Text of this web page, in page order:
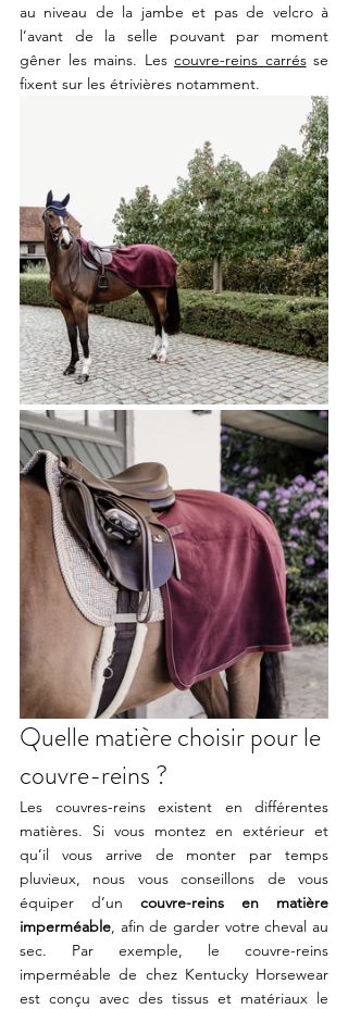
au niveau de la jambe et pas de velcro à
l’avant de la selle pouvant par moment
gêner les mains. Les couvre-reins carrés se
fixent sur les étrivières notamment.
Quelle matière choisir pour le
couvre-reins ?
Les couvres-reins existent en différentes
matières. Si vous montez en extérieur et
qu’il vous arrive de monter par temps
pluvieux, nous vous conseillons de vous
équiper d’un couvre-reins en matière
imperméable, afin de garder votre cheval au
sec. Par exemple, le couvre-reins
imperméable de chez Kentucky Horsewear
est conçu avec des tissus et matériaux le